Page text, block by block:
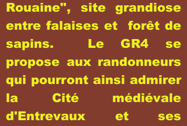
Rouaine", site grandiose
entre falaises et forêt de
sapins. Le GR4 se
propose aux randonneurs
qui pourront ainsi admirer
la Cité médiévale
d'Entrevaux et ses